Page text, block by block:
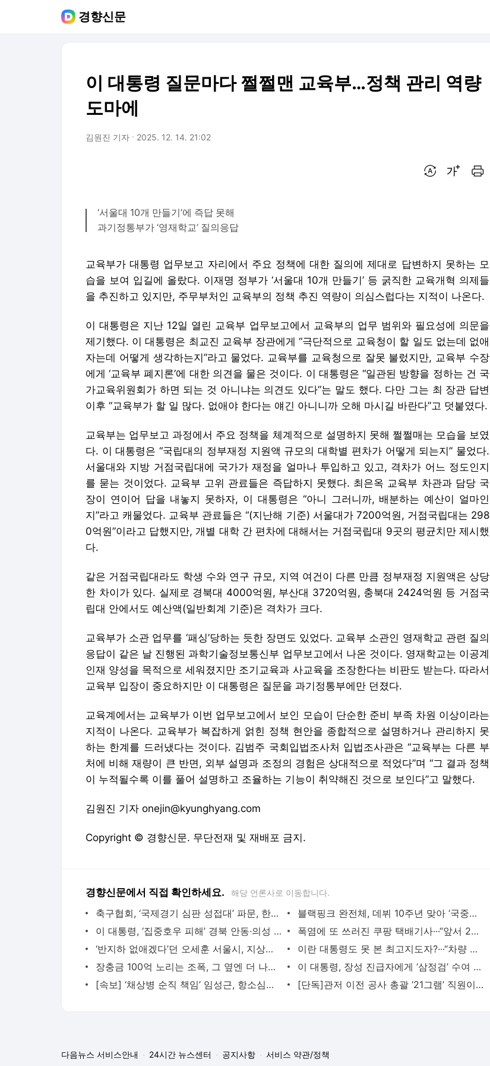
경향신문
이 대통령 질문마다 쩔쩔맨 교육부…정책 관리 역량
도마에
김원진 기자 2025. 12. 14. 21:02
‘서울대 10개 만들기’에 즉답 못해
과기정통부가 ‘영재학교’ 질의응답
교육부가 대통령 업무보고 자리에서 주요 정책에 대한 질의에 제대로 답변하지 못하는 모
습을 보여 입길에 올랐다. 이재명 정부가 ‘서울대 10개 만들기’ 등 굵직한 교육개혁 의제들
을 추진하고 있지만, 주무부처인 교육부의 정책 추진 역량이 의심스럽다는 지적이 나온다.
이 대통령은 지난 12일 열린 교육부 업무보고에서 교육부의 업무 범위와 필요성에 의문을
제기했다. 이 대통령은 최교진 교육부 장관에게 “극단적으로 교육청이 할 일도 없는데 없애
자는데 어떻게 생각하는지”라고 물었다. 교육부를 교육청으로 잘못 불렀지만, 교육부 수장
에게 ‘교육부 폐지론’에 대한 의견을 물은 것이다. 이 대통령은 “일관된 방향을 정하는 건 국
가교육위원회가 하면 되는 것 아니냐는 의견도 있다”는 말도 했다. 다만 그는 최 장관 답변
이후 “교육부가 할 일 많다. 없애야 한다는 얘긴 아니니까 오해 마시길 바란다”고 덧붙였다.
교육부는 업무보고 과정에서 주요 정책을 체계적으로 설명하지 못해 쩔쩔매는 모습을 보였
다. 이 대통령은 “국립대의 정부재정 지원액 규모의 대학별 편차가 어떻게 되는지” 물었다.
서울대와 지방 거점국립대에 국가가 재정을 얼마나 투입하고 있고, 격차가 어느 정도인지
를 묻는 것이었다. 교육부 고위 관료들은 즉답하지 못했다. 최은옥 교육부 차관과 담당 국
장이 연이어 답을 내놓지 못하자, 이 대통령은 “아니 그러니까, 배분하는 예산이 얼마인
지”라고 캐물었다. 교육부 관료들은 “(지난해 기준) 서울대가 7200억원, 거점국립대는 298
0억원”이라고 답했지만, 개별 대학 간 편차에 대해서는 거점국립대 9곳의 평균치만 제시했
다.
같은 거점국립대라도 학생 수와 연구 규모, 지역 여건이 다른 만큼 정부재정 지원액은 상당
한 차이가 있다. 실제로 경북대 4000억원, 부산대 3720억원, 충북대 2424억원 등 거점국
립대 안에서도 예산액(일반회계 기준)은 격차가 크다.
교육부가 소관 업무를 ‘패싱’당하는 듯한 장면도 있었다. 교육부 소관인 영재학교 관련 질의
응답이 같은 날 진행된 과학기술정보통신부 업무보고에서 나온 것이다. 영재학교는 이공계
인재 양성을 목적으로 세워졌지만 조기교육과 사교육을 조장한다는 비판도 받는다. 따라서
교육부 입장이 중요하지만 이 대통령은 질문을 과기정통부에만 던졌다.
교육계에서는 교육부가 이번 업무보고에서 보인 모습이 단순한 준비 부족 차원 이상이라는
지적이 나온다. 교육부가 복잡하게 얽힌 정책 현안을 종합적으로 설명하거나 관리하지 못
하는 한계를 드러냈다는 것이다. 김범주 국회입법조사처 입법조사관은 “교육부는 다른 부
처에 비해 재량이 큰 반면, 외부 설명과 조정의 경험은 상대적으로 적었다”며 “그 결과 정책
이 누적될수록 이를 풀어 설명하고 조율하는 기능이 취약해진 것으로 보인다”고 말했다.
김원진 기자 onejin@kyunghyang.com
Copyright © 경향신문. 무단전재 및 재배포 금지.
경향신문에서 직접 확인하세요. 해당 언론사로 이동합니다.
축구협회, ‘국제경기 심판 성접대’ 파문, 한국축구 신뢰도 추락···‘2002 한일월드컵’ 신화
블랙핑크 완전체, 데뷔 10주년 맞아 ‘국중박’에서 팬들 만난다
이 대통령, ‘집중호우 피해’ 경북 안동·의성 4개면 특별재난지역 선포
폭염에 또 쓰러진 쿠팡 택배기사···“앞서 2명 응급실 실려갔지만 아무런 대책 안 나와”
‘반지하 없애겠다’던 오세훈 서울시, 지상층 이주 지원은 ‘찔끔’···“매입임대 급감 영향
이란 대통령도 못 본 최고지도자?···“차량 뒷좌석서 이뤄진 은밀한 만남, 얼굴도 못 보고 악수
장충금 100억 노리는 조폭, 그 옆엔 더 나쁜 경찰···‘악인 코믹극’이 뜬다
이 대통령, 장성 진급자에게 ‘삼정검’ 수여 “다시 발생한 내란…군이 국민 신뢰 회복해야”
[속보] ‘채상병 순직 책임’ 임성근, 항소심도 징역 3년
[단독]관저 이전 공사 총괄 ‘21그램’ 직원이 “윗선 덕에 감사원 출석 안 했다”···종합특검
다음뉴스 서비스안내 24시간 뉴스센터 공지사항 서비스 약관/정책